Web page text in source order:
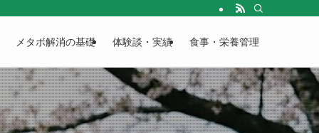
メタボ解消の基礎 体験談・実績 食事・栄養管理